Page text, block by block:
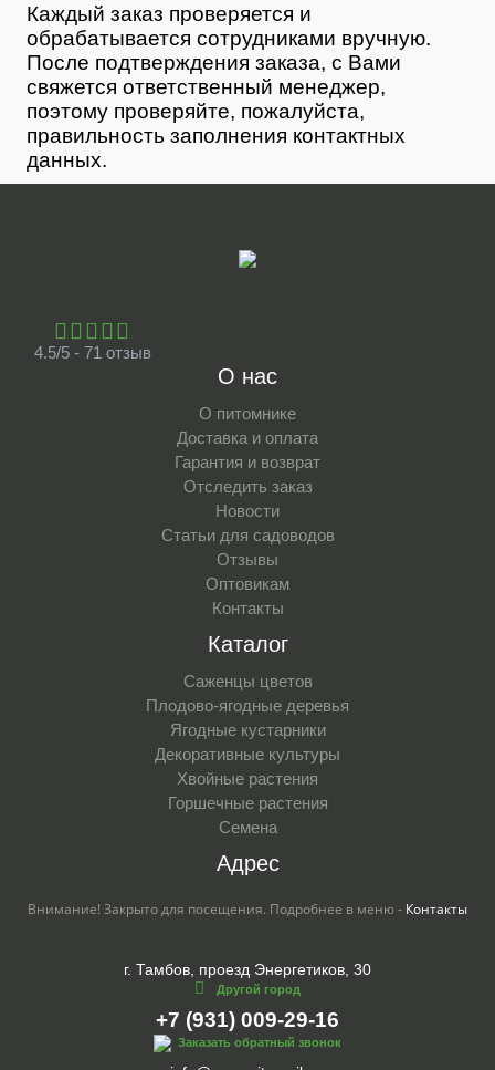
Каждый заказ проверяется и
обрабатывается сотрудниками вручную.
После подтверждения заказа, с Вами
свяжется ответственный менеджер,
поэтому проверяйте, пожалуйста,
правильность заполнения контактных
данных.
4.5/5 - 71 отзыв
О нас
О питомнике
Доставка и оплата
Гарантия и возврат
Отследить заказ
Новости
Статьи для садоводов
Отзывы
Оптовикам
Контакты
Каталог
Саженцы цветов
Плодово-ягодные деревья
Ягодные кустарники
Декоративные культуры
Хвойные растения
Горшечные растения
Семена
Адрес
Внимание! Закрыто для посещения. Подробнее в меню - Контакты
г. Тамбов, проезд Энергетиков, 30
Другой город
+7 (931) 009-29-16
Заказать обратный звонок